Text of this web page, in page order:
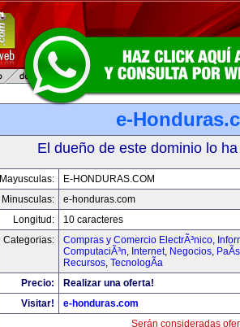
e-
El dueño de este dominio lo
Mayusculas:
E-HONDURAS.COM
Minusculas:
e-honduras.com
Longitud:
10 caracteres
Categorias:
Compras y Comercio ElectrÃ³nico,
ComputaciÃ³n, Internet, Negocios,
Recursos, TecnologÃ­a
Precio:
Realizar una oferta!
Visitar!
e-honduras.com
Serán consideradas